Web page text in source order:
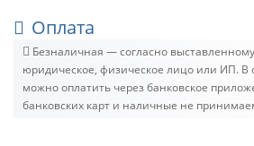
Оплата
Безналичная — согласно
юридическое, физическое лицо или ИП. В
можно оплатить через банковское
банковских карт и наличные не